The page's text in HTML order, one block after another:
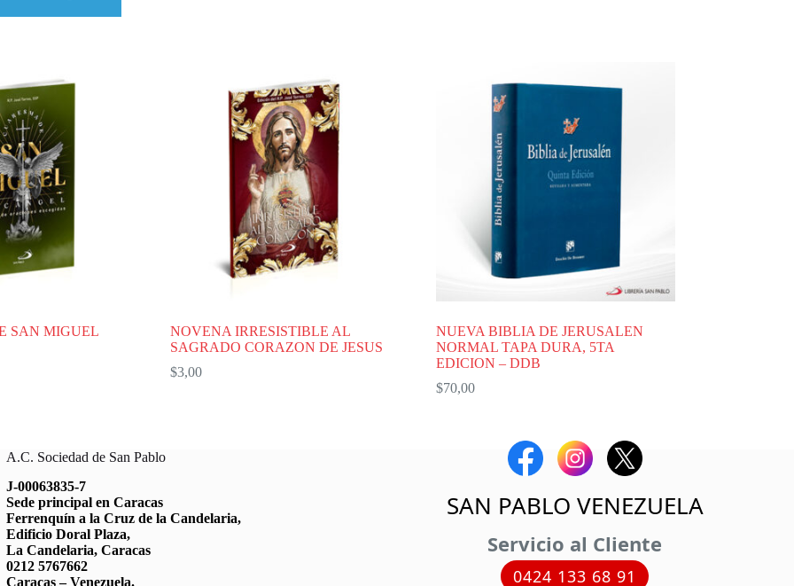
SAN MIGUEL
NOVENA IRRESISTIBLE AL
SAGRADO CORAZON DE JESUS
$3,00
NUEVA BIBLIA DE JERUSALEN
NORMAL TAPA DURA, 5TA
EDICION – DDB
$70,00
A.C. Sociedad de San Pablo
J-00063835-7
Sede principal en Caracas
Ferrenquín a la Cruz de la Candelaria,
Edificio Doral Plaza,
La Candelaria, Caracas
0212 5767662
Caracas – Venezuela.
SAN PABLO VENEZUELA
Servicio al Cliente
0424 133 68 91